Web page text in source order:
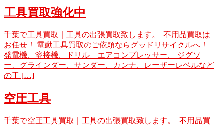
工具買取強化中
千葉で工具買取｜工具の出張買取致します。 不用品買取は
お任せ！ 電動工具買取のご依頼ならグッドリサイクルへ！
発電機、溶接機、ドリル、エアコンプレッサー、 ジグソ
ー、グラインダー、サンダー、カンナ、レーザーレベルなど
の工 […]
空圧工具
千葉で空圧工具買取｜工具の出張買取致します。 不用品買